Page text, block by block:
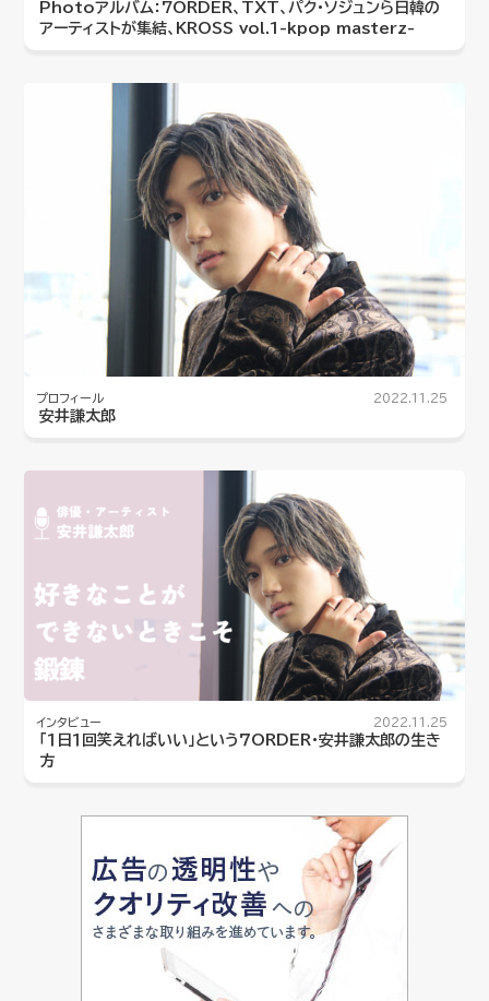
Photoアルバム：7ORDER、TXT、パク・ソジュンら日韓の
アーティストが集結、KROSS vol.1-kpop masterz-
プロフィール 2022.11.25
安井謙太郎
インタビュー 2022.11.25
「１日１回笑えればいい」という７ORDER・安井謙太郎の生き
方